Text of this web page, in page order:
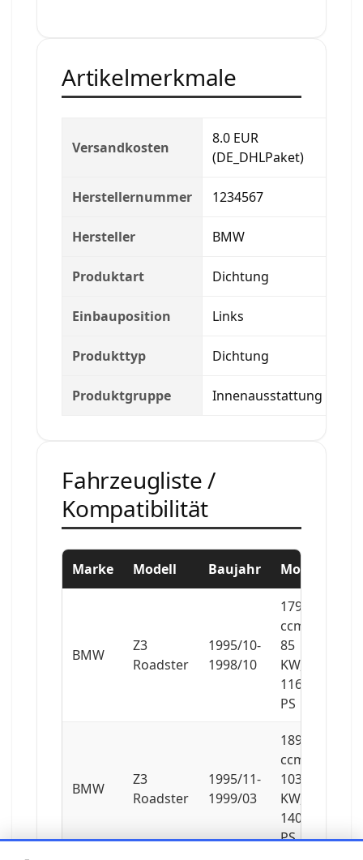
Artikelmerkmale
Versandkosten
8.0 EUR
(DE_DHLPaket)
Herstellernummer 1234567
Hersteller BMW
Produktart Dichtung
Einbauposition Links
Produkttyp Dichtung
Produktgruppe Innenausstattung
Fahrzeugliste /
Kompatibilität
Marke Modell Baujahr Motor
BMW
Z3
Roadster
1995/10-
1998/10
1796
ccm,
85
KW,
116
PS
BMW
Z3
Roadster
1995/11-
1999/03
1895
ccm,
103
KW,
140
PS